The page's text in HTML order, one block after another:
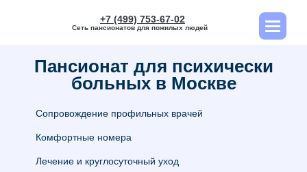
+7 (499) 753-67-02
Сеть пансионатов для пожилых людей
Пансионат для психически
больных в Москве
Сопровождение профильных врачей
Комфортные номера
Лечение и круглосуточный уход